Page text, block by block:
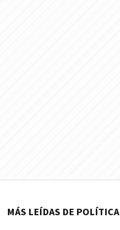
MÁS LEÍDAS DE POLÍTICA